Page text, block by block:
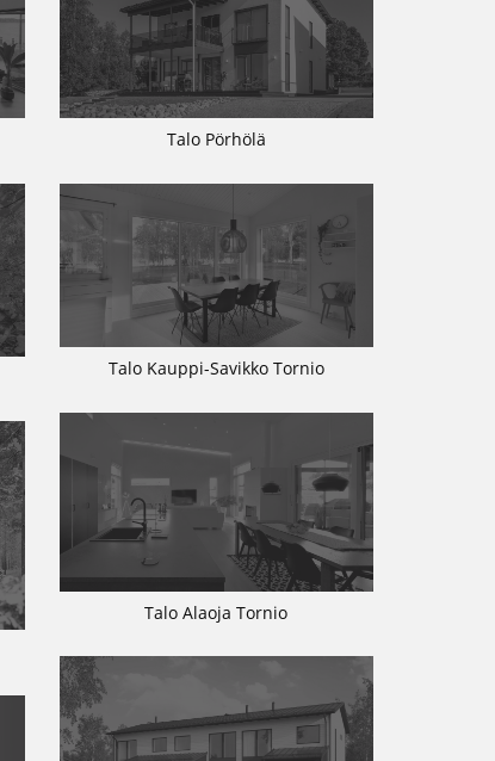
Talo Pörhölä
Talo Kauppi-Savikko Tornio
Talo Alaoja Tornio